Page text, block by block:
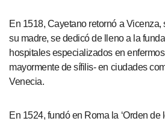
En 1518, Cayetano retornó a Vicenza,
su madre, se dedicó de lleno a la
hospitales especializados en
mayormente de sífilis- en ciudades
Venecia.
En 1524, fundó en Roma la ‘Orden de